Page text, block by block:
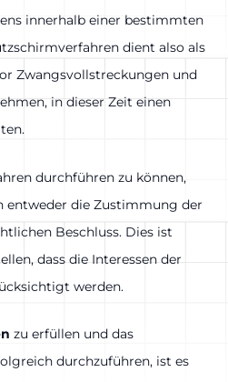
innerhalb einer bestimmten
dient also als
Zwangsvollstreckungen und
in dieser Zeit einen
durchführen zu können,
entweder die Zustimmung der
Beschluss. Dies ist
dass die Interessen der
werden.
zu erfüllen und das
durchzuführen, ist es